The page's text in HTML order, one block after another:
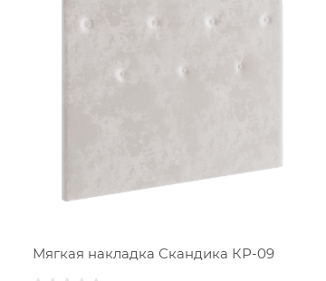
Мягкая накладка Скандика КР-09